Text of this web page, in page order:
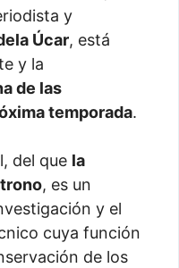
y
Úcar, está
y la
de las
temporada.
del que la
, es un
y el
cuya función
de los